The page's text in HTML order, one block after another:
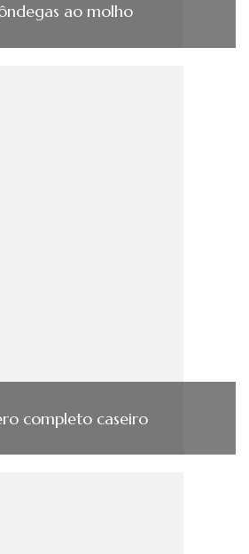
ao molho
completo caseiro